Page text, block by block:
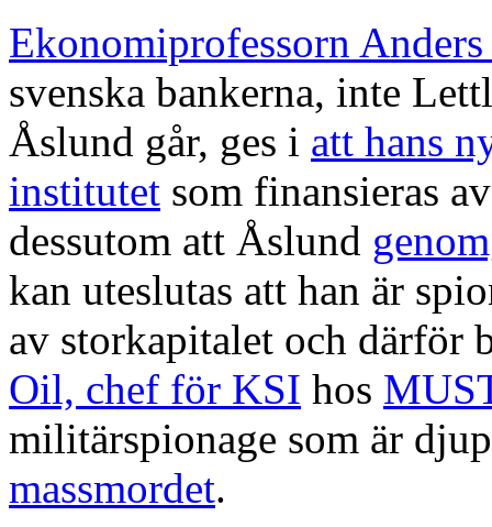
Ekonomiprofessorn
svenska bankerna, inte
Åslund går, ges i att hans
institutet som finansieras
dessutom att Åslund
kan uteslutas att han är
av storkapitalet och
Oil, chef för KSI hos
militärspionage som är
massmordet.